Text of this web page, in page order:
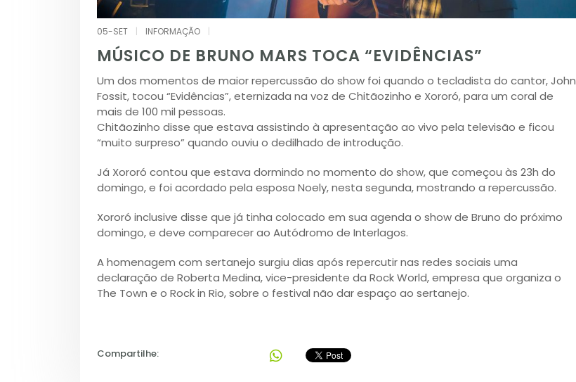
05-SET INFORMAÇÃO
MÚSICO DE BRUNO MARS TOCA “EVIDÊNCIAS”
Um dos momentos de maior repercussão do show foi quando o tecladista do cantor, John
Fossit, tocou “Evidências”, eternizada na voz de Chitãozinho e Xororó, para um coral de
mais de 100 mil pessoas.
Chitãozinho disse que estava assistindo à apresentação ao vivo pela televisão e ficou
“muito surpreso” quando ouviu o dedilhado de introdução.
Já Xororó contou que estava dormindo no momento do show, que começou às 23h do
domingo, e foi acordado pela esposa Noely, nesta segunda, mostrando a repercussão.
Xororó inclusive disse que já tinha colocado em sua agenda o show de Bruno do próximo
domingo, e deve comparecer ao Autódromo de Interlagos.
A homenagem com sertanejo surgiu dias após repercutir nas redes sociais uma
declaração de Roberta Medina, vice-presidente da Rock World, empresa que organiza o
The Town e o Rock in Rio, sobre o festival não dar espaço ao sertanejo.
Compartilhe: